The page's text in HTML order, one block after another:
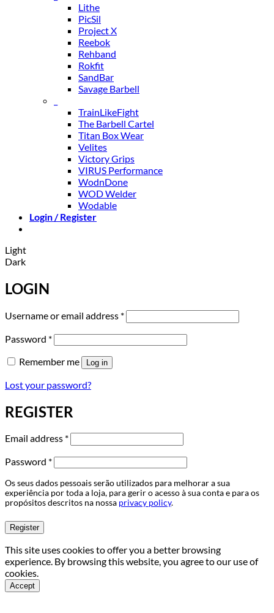
Lithe
PicSil
Project X
Reebok
Rehband
Rokfit
SandBar
Savage Barbell
TrainLikeFight
The Barbell Cartel
Titan Box Wear
Velites
Victory Grips
VIRUS Performance
WodnDone
WOD Welder
Wodable
Login / Register
Light
Dark
LOGIN
Username or email address *Required
Password *Required
Remember me
Log in
Lost your password?
REGISTER
Email address *Required
Password *Required
Os seus dados pessoais serão utilizados para melhorar a sua
experiência por toda a loja, para gerir o acesso à sua conta e para os
propósitos descritos na nossa privacy policy.
Register
This site uses cookies to offer you a better browsing
experience. By browsing this website, you agree to our use of
cookies.
Accept